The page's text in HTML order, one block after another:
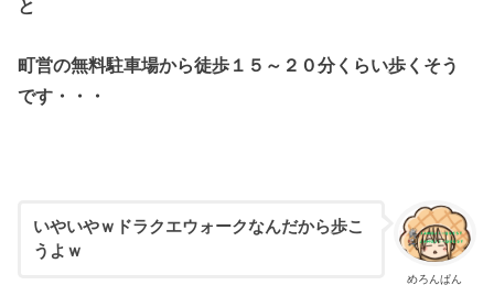
と
町営の無料駐車場から徒歩１５～２０分くらい歩くそう
です・・・
めろんぱん
いやいやｗドラクエウォークなんだから歩こ
うよｗ